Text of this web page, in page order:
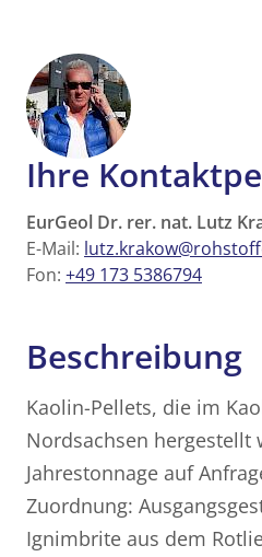
Ihre
EurGeol Dr. rer. nat. Lutz
E-Mail:
Fon: +49 173 5386794
Beschreibung
Kaolin-Pellets, die im
Nordsachsen hergestellt
Jahrestonnage auf
Zuordnung:
Ignimbrite aus dem